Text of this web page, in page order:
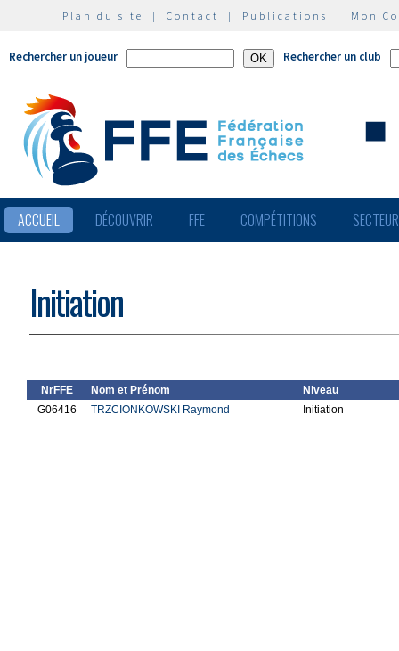
Plan du site | Contact | Publications | Mon
Rechercher un joueur Rechercher un club
ACCUEIL DÉCOUVRIR FFE COMPÉTITIONS
Initiation
NrFFE Nom et Prénom
Niveau
G06416
TRZCIONKOWSKI Raymond Initiation